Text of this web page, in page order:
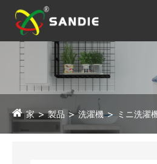
家 製品 洗濯機 ミニ洗濯